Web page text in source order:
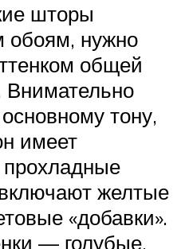
шторы
обоям, нужно
общей
тону,
имеет
желтые
«добавки».
— голубые,